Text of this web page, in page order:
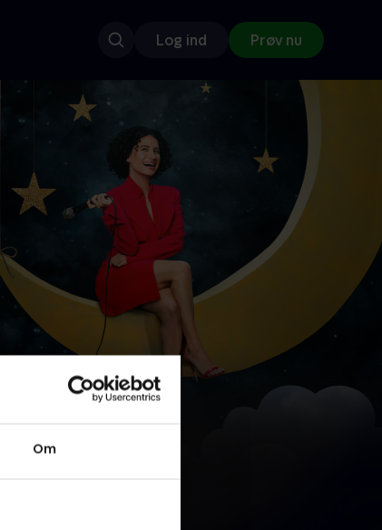
Om
Log ind Prøv nu